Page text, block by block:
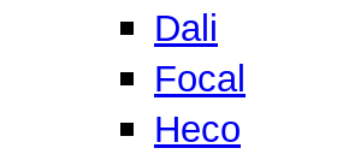
Dali
Focal
Heco